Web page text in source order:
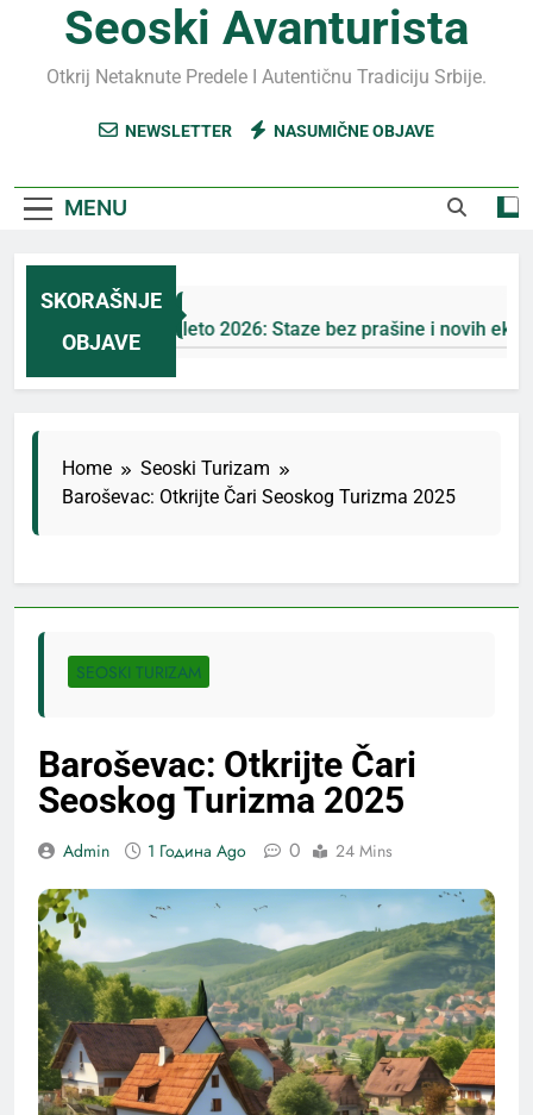
Seoski Avanturista
Otkrij Netaknute Predele I Autentičnu Tradiciju Srbije.
NEWSLETTER NASUMIČNE OBJAVE
MENU
SKORAŠNJE
OBJAVE
Jahorina leto 2026: Staze bez prašine i novih eko-taksi
Home
Seoski Turizam
Baroševac: Otkrijte Čari Seoskog Turizma 2025
SEOSKI TURIZAM
Baroševac: Otkrijte Čari
Seoskog Turizma 2025
Admin 1 Година Ago 0 24 Mins